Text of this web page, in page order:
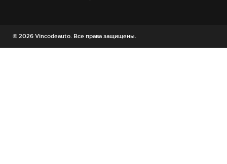
© 2026 Vincodeauto. Все права защищены.